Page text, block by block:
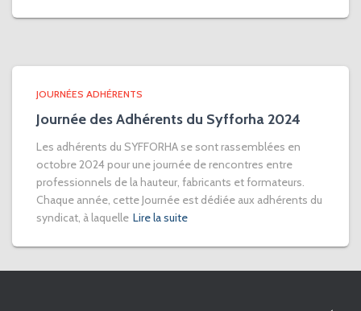
JOURNÉES ADHÉRENTS
Journée des Adhérents du Syfforha 2024
Les adhérents du SYFFORHA se sont rassemblées en
octobre 2024 pour une journée de rencontres entre
professionnels de la hauteur, fabricants et formateurs.
Chaque année, cette Journée est dédiée aux adhérents du
syndicat, à laquelle Lire la suite